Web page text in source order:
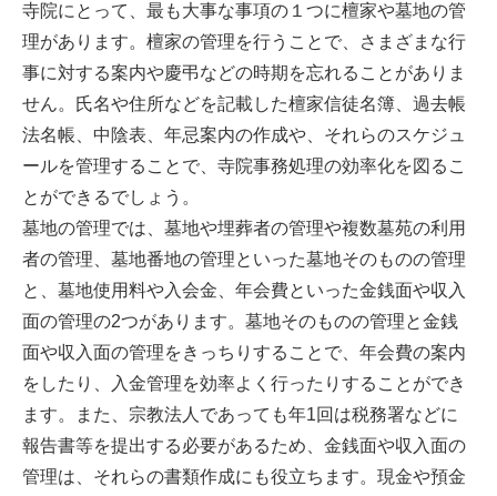
寺院にとって、最も大事な事項の１つに檀家や墓地の管
理があります。檀家の管理を行うことで、さまざまな行
事に対する案内や慶弔などの時期を忘れることがありま
せん。氏名や住所などを記載した檀家信徒名簿、過去帳
法名帳、中陰表、年忌案内の作成や、それらのスケジュ
ールを管理することで、寺院事務処理の効率化を図るこ
とができるでしょう。
墓地の管理では、墓地や埋葬者の管理や複数墓苑の利用
者の管理、墓地番地の管理といった墓地そのものの管理
と、墓地使用料や入会金、年会費といった金銭面や収入
面の管理の2つがあります。墓地そのものの管理と金銭
面や収入面の管理をきっちりすることで、年会費の案内
をしたり、入金管理を効率よく行ったりすることができ
ます。また、宗教法人であっても年1回は税務署などに
報告書等を提出する必要があるため、金銭面や収入面の
管理は、それらの書類作成にも役立ちます。現金や預金